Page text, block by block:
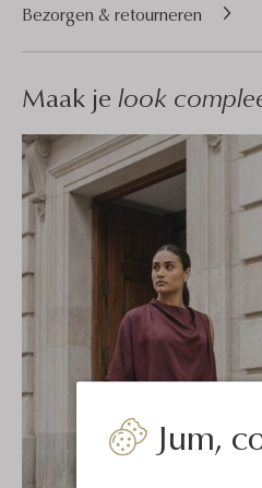
Jum,
Bezorgen & retourneren
Maak je look